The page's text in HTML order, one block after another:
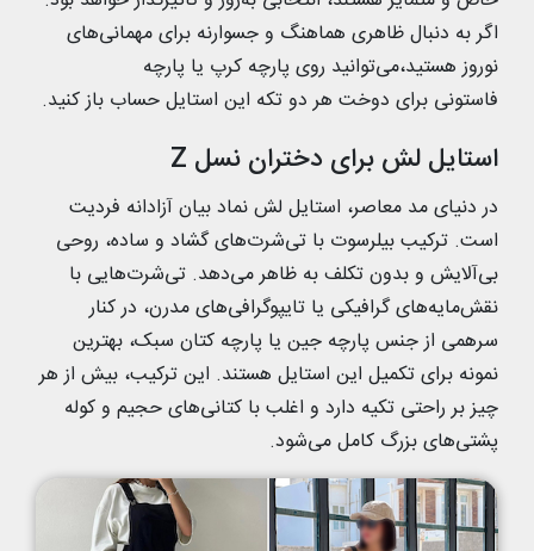
اگر به دنبال ظاهری هماهنگ و جسوارنه برای مهمانی‌های
نوروز هستید،می‌توانید روی پارچه کرپ یا پارچه
فاستونی برای دوخت هر دو تکه این استایل حساب باز کنید.
استایل لش برای دختران نسل Z
در دنیای مد معاصر، استایل لش نماد بیان آزادانه‌ فردیت
است. ترکیب بیلرسوت با تی‌شرت‌های گشاد و ساده، روحی
بی‌آلایش و بدون تکلف به ظاهر می‌دهد. تی‌شرت‌هایی با
نقش‌مایه‌های گرافیکی یا تایپوگرافی‌های مدرن، در کنار
سرهمی از جنس پارچه جین یا پارچه کتان سبک، بهترین
نمونه برای تکمیل این استایل هستند. این ترکیب، بیش از هر
چیز بر راحتی تکیه دارد و اغلب با کتانی‌های حجیم و کوله
پشتی‌های بزرگ کامل می‌شود.